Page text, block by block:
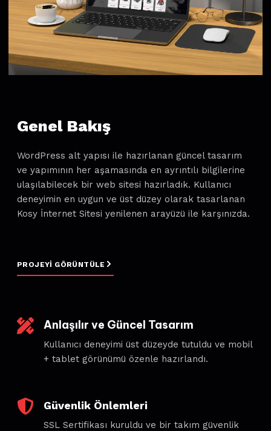
Genel Bakış
WordPress alt yapısı ile hazırlanan güncel tasarım
ve yapımının her aşamasında en ayrıntılı bilgilerine
ulaşılabilecek bir web sitesi hazırladık. Kullanıcı
deneyimin en uygun ve üst düzey olarak tasarlanan
Kosy İnternet Sitesi yenilenen arayüzü ile karşınızda.
PROJEYI GÖRÜNTÜLE
Anlaşılır ve Güncel Tasarım
Kullanıcı deneyimi üst düzeyde tutuldu ve mobil
+ tablet görünümü özenle hazırlandı.
Güvenlik Önlemleri
SSL Sertifikası kuruldu ve bir takım güvenlik